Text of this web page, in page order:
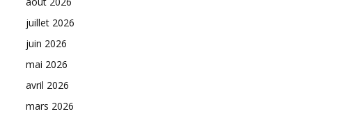
juillet 2026
juin 2026
mai 2026
avril 2026
mars 2026